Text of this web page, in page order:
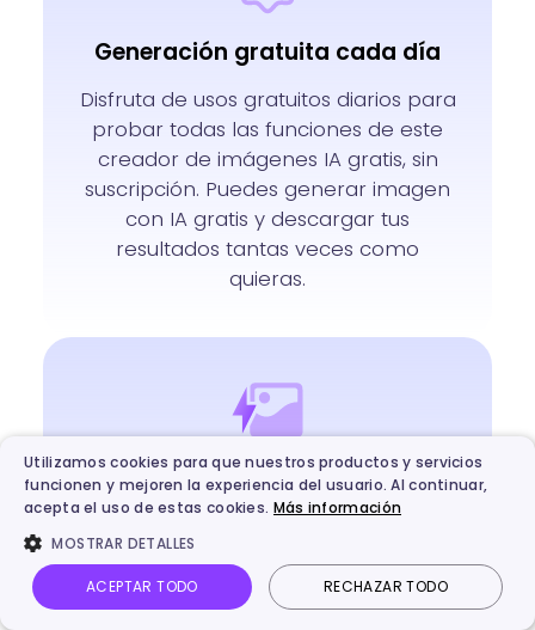
Inicio Mis Creaciones Video IA Imagen IA
Generación gratuita cada día
Disfruta de usos gratuitos diarios para
probar todas las funciones de este
creador de imágenes IA gratis, sin
suscripción. Puedes generar imagen
con IA gratis y descargar tus
resultados tantas veces como
quieras.
Velocidad de creación
ultrarrápida
Convierte texto en imagen en unos
segundos con nuestro generador de
Utilizamos cookies para que nuestros productos y servicios
funcionen y mejoren la experiencia del usuario. Al continuar,
acepta el uso de estas cookies. Más información
MOSTRAR DETALLES
ACEPTAR TODO RECHAZAR TODO